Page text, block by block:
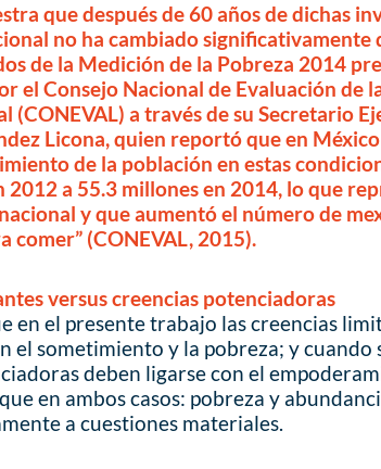
que después de 60 años de dichas
no ha cambiado significativamente
de la Medición de la Pobreza 2014
el Consejo Nacional de Evaluación de
(CONEVAL) a través de su Secretario
Licona, quien reportó que en
de la población en estas
2012 a 55.3 millones en 2014, lo que
y que aumentó el número de
comer” (CONEVAL, 2015).
versus creencias potenciadoras
en el presente trabajo las creencias
el sometimiento y la pobreza; y cuando
deben ligarse con el
en ambos casos: pobreza y
a cuestiones materiales.